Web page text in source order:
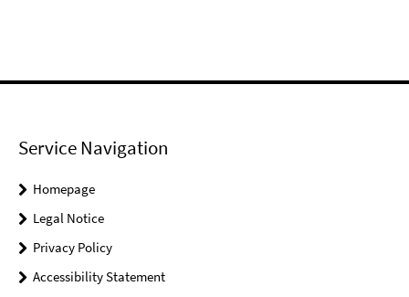
Service Navigation
Homepage
Legal Notice
Privacy Policy
Accessibility Statement